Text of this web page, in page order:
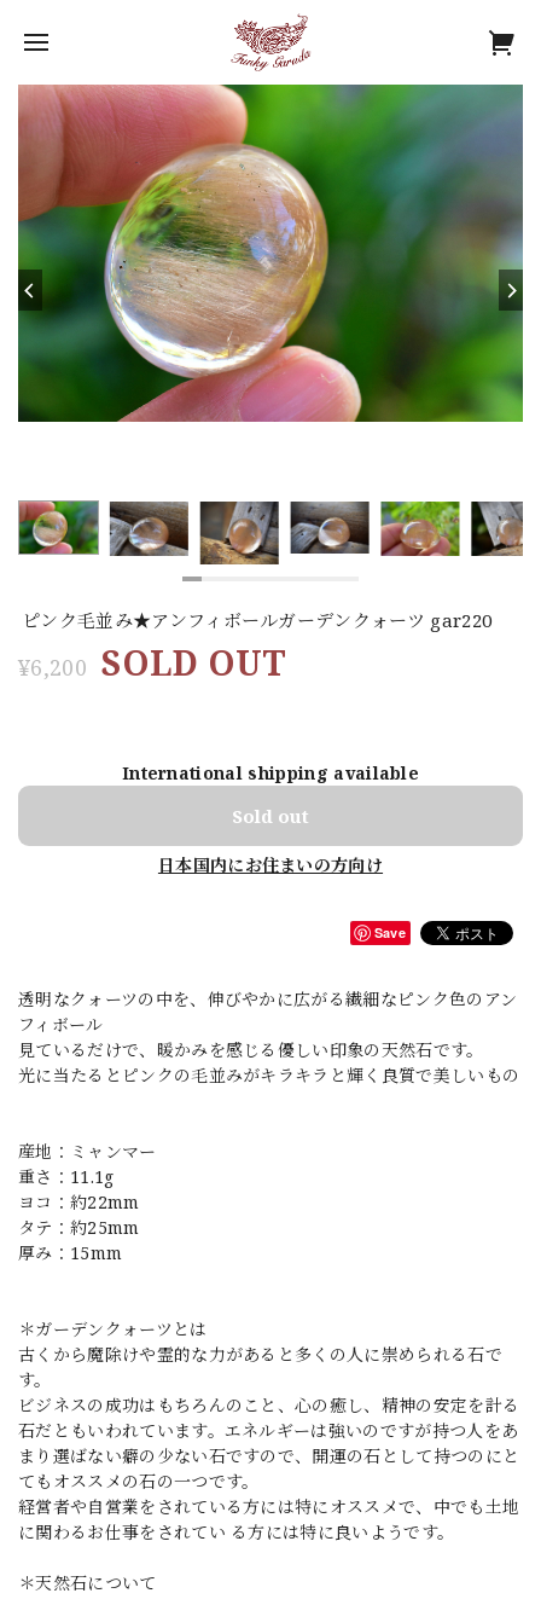
ピンク毛並み★アンフィボールガーデンクォーツ gar220
¥6,200 SOLD OUT
International shipping available
Sold out
日本国内にお住まいの方向け
Save
透明なクォーツの中を、伸びやかに広がる繊細なピンク色のアン
フィボール
見ているだけで、暖かみを感じる優しい印象の天然石です。
光に当たるとピンクの毛並みがキラキラと輝く良質で美しいもの
産地：ミャンマー
重さ：11.1g
ヨコ：約22mm
タテ：約25mm
厚み：15mm
＊ガーデンクォーツとは
古くから魔除けや霊的な力があると多くの人に崇められる石で
す。
ビジネスの成功はもちろんのこと、心の癒し、精神の安定を計る
石だともいわれています。エネルギーは強いのですが持つ人をあ
まり選ばない癖の少ない石ですので、開運の石として持つのにと
てもオススメの石の一つです。
経営者や自営業をされている方には特にオススメで、中でも土地
に関わるお仕事をされてい る方には特に良いようです。
＊天然石について